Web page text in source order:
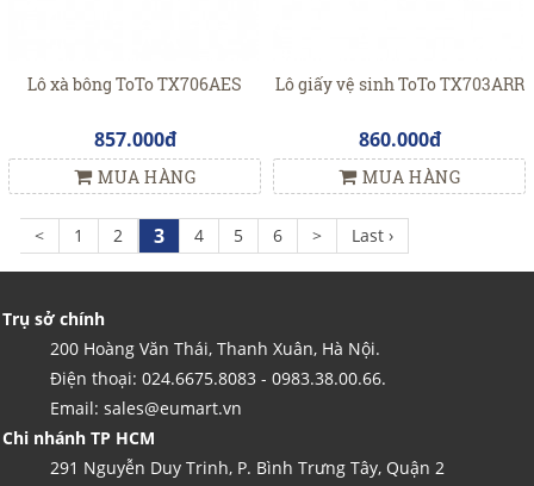
Lô xà bông ToTo TX706AES
857.000đ
MUA HÀNG
Lô giấy vệ sinh ToTo TX703ARR
860.000đ
MUA HÀNG
< 1 2 3 4 5 6 > Last ›
Trụ sở chính
200 Hoàng Văn Thái, Thanh Xuân, Hà Nội.
Điện thoại: 024.6675.8083 - 0983.38.00.66.
Email: sales@eumart.vn
Chi nhánh TP HCM
291 Nguyễn Duy Trinh, P. Bình Trưng Tây, Quận 2